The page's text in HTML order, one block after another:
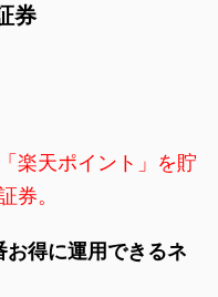
券
「楽天ポイント」を貯
券。
お得に運用できるネ